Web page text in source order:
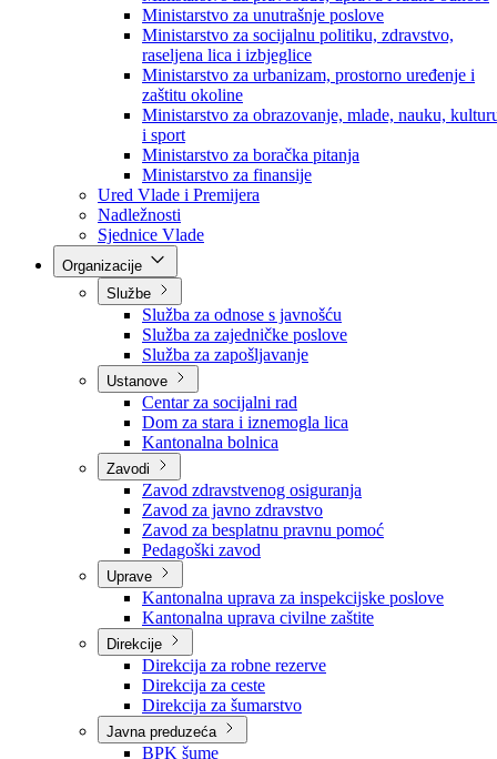
Ministarstva
Ministarstvo za privredu
Ministarstvo za pravosuđe, upravu i radne odnose
Ministarstvo za unutrašnje poslove
Ministarstvo za socijalnu politiku, zdravstvo,
raseljena lica i izbjeglice
Ministarstvo za urbanizam, prostorno uređenje i
zaštitu okoline
Ministarstvo za obrazovanje, mlade, nauku,
i sport
Ministarstvo za boračka pitanja
Ministarstvo za finansije
Ured Vlade i Premijera
Nadležnosti
Sjednice Vlade
Službe
Služba za odnose s javnošću
Služba za zajedničke poslove
Služba za zapošljavanje
Ustanove
Centar za socijalni rad
Dom za stara i iznemogla lica
Kantonalna bolnica
Zavodi
Zavod zdravstvenog osiguranja
Zavod za javno zdravstvo
Zavod za besplatnu pravnu pomoć
Pedagoški zavod
Uprave
Kantonalna uprava za inspekcijske poslove
Kantonalna uprava civilne zaštite
Direkcije
Direkcija za robne rezerve
Direkcija za ceste